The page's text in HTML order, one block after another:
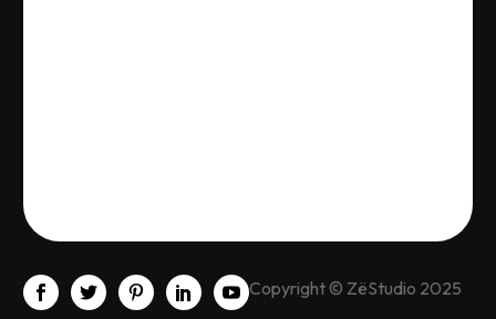
Copyright © ZëStudio 2025